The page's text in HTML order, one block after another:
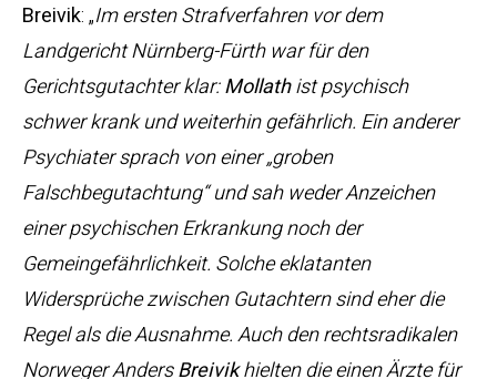
Breivik: „Im ersten Strafverfahren vor dem
Landgericht Nürnberg-Fürth war für den
Gerichtsgutachter klar:Mollathist psychisch
schwer krank und weiterhin gefährlich. Ein anderer
Psychiater sprach von einer „groben
Falschbegutachtung“ und sah weder Anzeichen
einer psychischen Erkrankung noch der
Gemeingefährlichkeit. Solche eklatanten
Widersprüche zwischen Gutachtern sind eher die
Regel als die Ausnahme. Auch den rechtsradikalen
Norweger AndersBreivikhielten die einen Ärzte für